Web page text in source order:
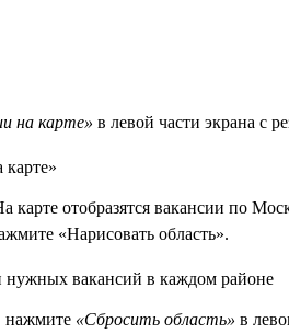
на карте» в левой части экрана с
отобразятся вакансии по
«Нарисовать область».
нажмите «Сбросить область» в